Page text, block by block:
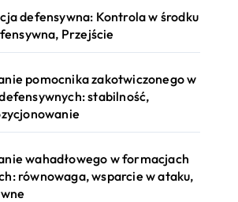
defensywna: Kontrola w środku
Przejście
pomocnika zakotwiczonego w
stabilność,
wahadłowego w formacjach
równowaga, wsparcie w ataku,